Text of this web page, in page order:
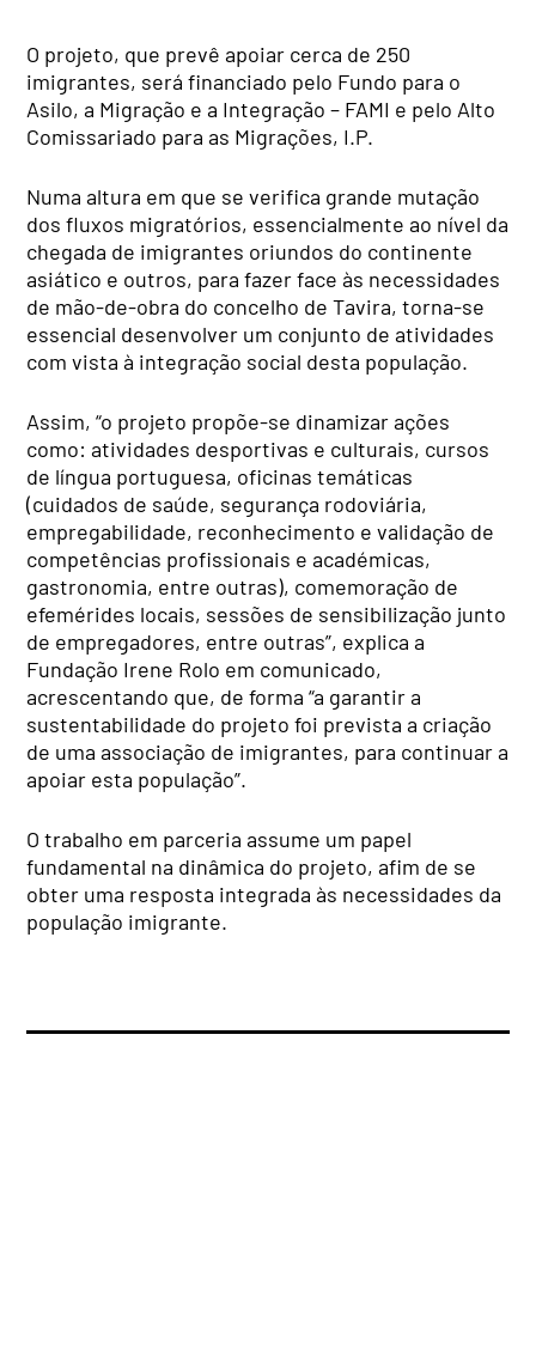
O projeto, que prevê apoiar cerca de 250
imigrantes, será financiado pelo Fundo para o
Asilo, a Migração e a Integração – FAMI e pelo Alto
Comissariado para as Migrações, I.P.
Numa altura em que se verifica grande mutação
dos fluxos migratórios, essencialmente ao nível da
chegada de imigrantes oriundos do continente
asiático e outros, para fazer face às necessidades
de mão-de-obra do concelho de Tavira, torna-se
essencial desenvolver um conjunto de atividades
com vista à integração social desta população.
Assim, “o projeto propõe-se dinamizar ações
como: atividades desportivas e culturais, cursos
de língua portuguesa, oficinas temáticas
(cuidados de saúde, segurança rodoviária,
empregabilidade, reconhecimento e validação de
competências profissionais e académicas,
gastronomia, entre outras), comemoração de
efemérides locais, sessões de sensibilização junto
de empregadores, entre outras”, explica a
Fundação Irene Rolo em comunicado,
acrescentando que, deforma “a garantir a
sustentabilidade do projeto foi prevista a criação
de uma associação de imigrantes, para continuar a
apoiar esta população”.
O trabalho em parceria assume um papel
fundamental na dinâmica do projeto, afim de se
obter uma resposta integrada às necessidades da
população imigrante.